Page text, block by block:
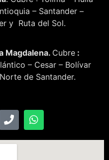
– Santander –
y Ruta del Sol.
Magdalena. Cubre :
– Cesar – Bolívar
de Santander.